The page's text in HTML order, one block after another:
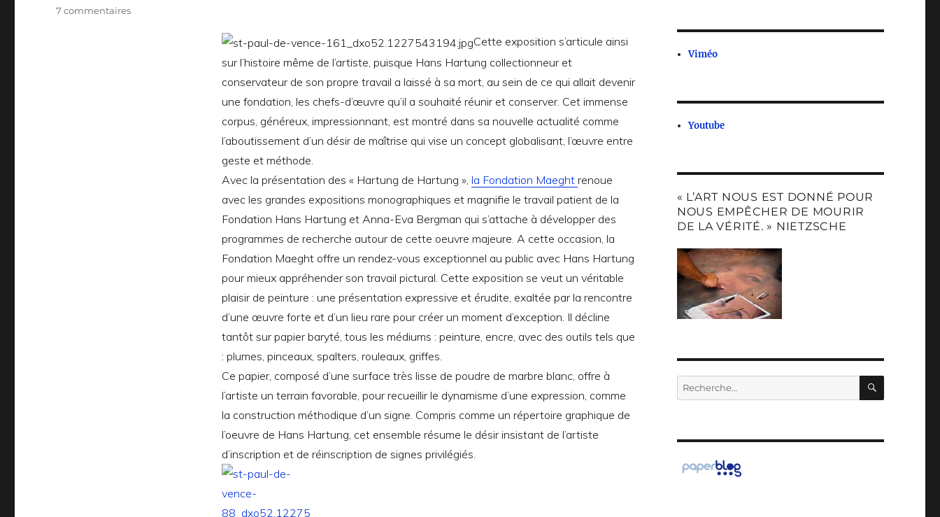
Cette exposition s’articule ainsi
sur l’histoire même de l’artiste, puisque Hans Hartung collectionneur et
conservateur de son propre travail a laissé à sa mort, au sein de ce qui allait devenir
une fondation, les chefs-d’œuvre qu’il a souhaité réunir et conserver. Cet immense
corpus, généreux, impressionnant, est montré dans sa nouvelle actualité comme
l’aboutissement d’un désir de maîtrise qui vise un concept globalisant, l’œuvre entre
geste et méthode.
Avec la présentation des « Hartung de Hartung », la Fondation Maeght renoue
avec les grandes expositions monographiques et magnifie le travail patient de la
Fondation Hans Hartung et Anna-Eva Bergman qui s’attache à développer des
programmes de recherche autour de cette oeuvre majeure. A cette occasion, la
Fondation Maeght offre un rendez-vous exceptionnel au public avec Hans Hartung
pour mieux appréhender son travail pictural. Cette exposition se veut un véritable
plaisir de peinture : une présentation expressive et érudite, exaltée par la rencontre
d’une œuvre forte et d’un lieu rare pour créer un moment d’exception. Il décline
tantôt sur papier baryté, tous les médiums : peinture, encre, avec des outils tels que
: plumes, pinceaux, spalters, rouleaux, griffes.
Ce papier, composé d’une surface très lisse de poudre de marbre blanc, offre à
l’artiste un terrain favorable, pour recueillir le dynamisme d’une expression, comme
la construction méthodique d’un signe. Compris comme un répertoire graphique de
l’oeuvre de Hans Hartung, cet ensemble résume le désir insistant de l’artiste
d’inscription et de réinscription de signes privilégiés.
7 commentairessur
Viméo
Youtube
« L’ART NOUS EST DONNÉ POUR
NOUS EMPÊCHER DE MOURIR
DE LA VÉRITÉ. » NIETZSCHE
Recherche
pour :